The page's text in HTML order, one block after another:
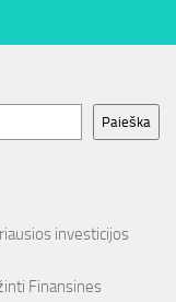
Paieška
investicijos
Finansines